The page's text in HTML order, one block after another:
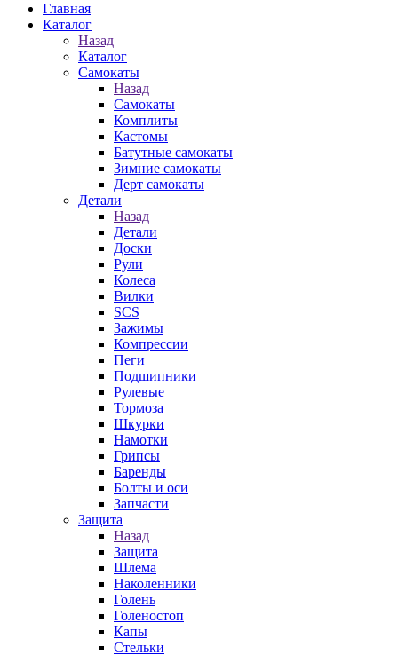
Главная
Каталог
Назад
Каталог
Самокаты
Назад
Самокаты
Комплиты
Кастомы
Батутные самокаты
Зимние самокаты
Дерт самокаты
Детали
Назад
Детали
Доски
Рули
Колеса
Вилки
SCS
Зажимы
Компрессии
Пеги
Подшипники
Рулевые
Тормоза
Шкурки
Намотки
Грипсы
Баренды
Болты и оси
Запчасти
Защита
Назад
Защита
Шлема
Наколенники
Голень
Голеностоп
Капы
Стельки